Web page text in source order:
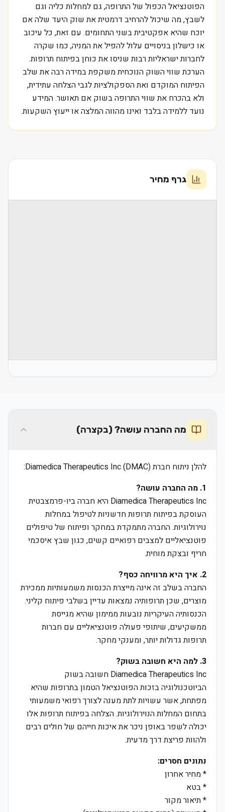
הפוטנציאל הכפול של התרופה, גם למחלות כליה וגם
לשבץ, מה שיכול להרחיב דרמטית את שוק היעד שלה אם
יוכח שהיא אפקטיבית בשני התחומים. עם זאת, כל עיכוב
או כישלון בניסויים עלול להפיל את המניה, כמו שקרה
לחברות ישראליות רבות שניסו את כוחן בפיתוח תרופות.
הערכת שווי השוק הנוכחית משקפת במידה רבה את שלב
הפיתוח המוקדם ואת הספקולציות לגבי הצלחה עתידית,
ולא בהכרח את שווי התרופה בשוק אם תאושר. המידע
נועד ללמידה בלבד ואינו מהווה המלצה או ייעוץ השקעות.
גרף מחיר
מה החברה עושה? (בקצרה)
להלן ניתוח חברת Diamedica Therapeutics Inc (DMAC):
1. מה החברה עושה?
Diamedica Therapeutics Inc היא חברה ביו-פרמצבטית
העוסקת בפיתוח תרופות חדשניות לטיפול במחלות
נוירולוגיות. החברה מתמקדת במחקר ופיתוח של טיפולים
פוטנציאליים למצבים רפואיים קשים, כגון שבץ איסכמי
חריף ובצקת מוחית.
2. איך היא מרוויחה כסף?
החברה בשלב זה אינה מייצרת הכנסות משמעותיות ממכירת
מוצרים, שכן תרופותיה נמצאות עדיין בשלבי פיתוח קליני.
הכנסותיה העיקריות נובעות ממימון שהיא מגייסת
ממשקיעים, שיתופי פעולה פוטנציאליים עם חברות
תרופות גדולות יותר, ומענקי מחקר.
3. למה היא חשובה בשוק?
Diamedica Therapeutics Inc חשובה בשוק
הביוטכנולוגיה בזכות הפוטנציאל הטמון בתרופות שהיא
מפתחת, אשר עשויות לתת מענה לצורך רפואי משמעותי
בתחום המחלות הנוירולוגיות. הצלחה בפיתוח תרופות אלו
יכולה לשפר באופן ניכר את איכות חייהם של חולים רבים
ולהוות פריצת דרך מדעית.
נתונים חסרים:
* מחיר אחרון
* בטא
* תיאור מקור